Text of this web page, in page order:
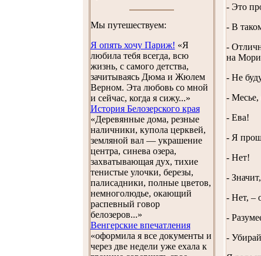
Мы путешествуем:
Я опять хочу Париж! «Я
любила тебя всегда, всю
жизнь, с самого детства,
зачитываясь Дюма и Жюлем
Верном. Эта любовь со мной
и сейчас, когда я сижу...»
История Белозерского края
«Деревянные дома, резные
наличники, купола церквей,
земляной вал — украшение
центра, синева озера,
захватывающая дух, тихие
тенистые улочки, березы,
палисадники, полные цветов,
немноголюдье, окающий
распевный говор
белозеров...»
Венгерские впечатления
«оформила я все документы и
через две недели уже ехала к
- Это
- В
-
на
- Не
- Месье,
- Ева!
- Я
- Нет!
-
- Нет, –
-
-